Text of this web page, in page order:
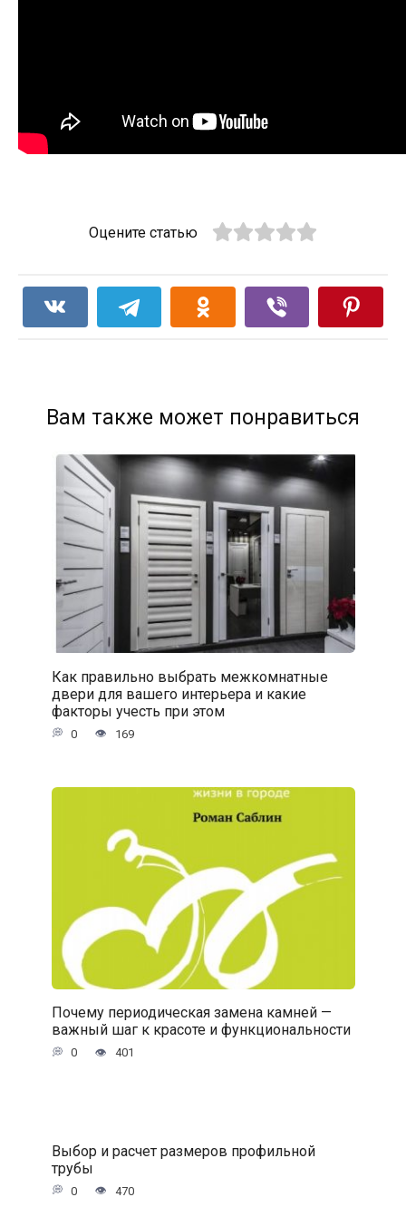
Оцените статью
Вам также может понравиться
Как правильно выбрать межкомнатные
двери для вашего интерьера и какие
факторы учесть при этом
0 169
Почему периодическая замена камней —
важный шаг к красоте и функциональности
0 401
Выбор и расчет размеров профильной
трубы
0 470